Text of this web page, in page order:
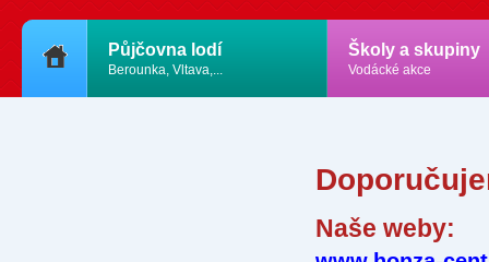
Půjčovna lodí
Berounka, Vltava,...
Školy a skupiny
Vodácké akce
Naše weby: